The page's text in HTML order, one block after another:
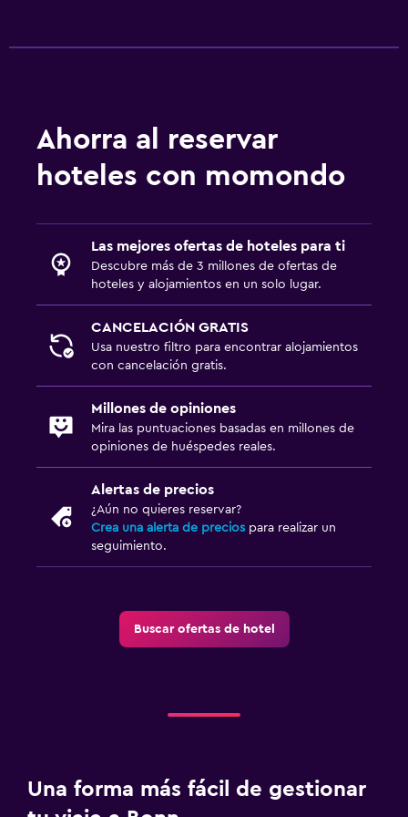
Barreras de seguridad para niños
Clases de fitness
Gimnasio
Estacionamiento y transporte
Estacionamiento
Ahorra al reservar
hoteles con momondo
Las mejores ofertas de hoteles para ti
Descubre más de 3 millones de ofertas de
hoteles y alojamientos en un solo lugar.
CANCELACIÓN GRATIS
Usa nuestro filtro para encontrar alojamientos
con cancelación gratis.
Millones de opiniones
Mira las puntuaciones basadas en millones de
opiniones de huéspedes reales.
Alertas de precios
¿Aún no quieres reservar?
Crea una alerta de precios para realizar un
seguimiento.
Buscar ofertas de hotel
Una forma más fácil de gestionar